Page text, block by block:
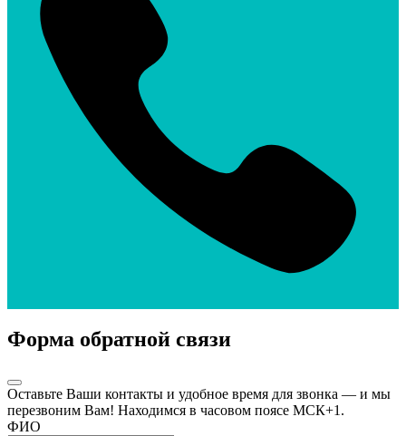
Форма обратной связи
Оставьте Ваши контакты и удобное время для звонка — и мы
перезвоним Вам! Находимся в часовом поясе МСК+1.
ФИО